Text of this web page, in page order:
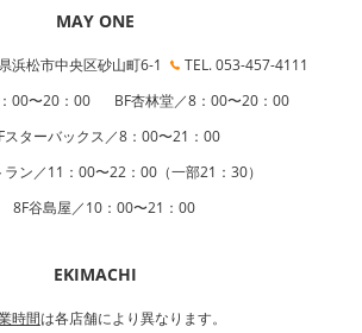
MAY ONE
浜松市中央区砂山町6-1
TEL. 053-457-4111
00〜20：00
BF杏林堂／8：00〜20：00
スターバックス／8：00〜21：00
ラン／11：00〜22：00（一部21：30）
8F谷島屋／10：00〜21：00
EKIMACHI
時間は各店舗により異なります。